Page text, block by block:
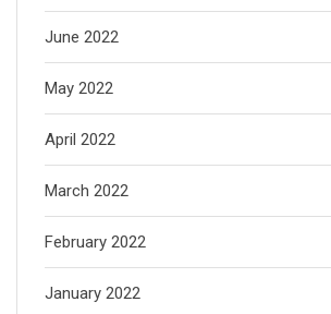
June 2022
May 2022
April 2022
March 2022
February 2022
January 2022